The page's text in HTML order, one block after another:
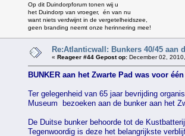
Op dit Duindorpforum tonen wij u
het Duindorp van vroeger, én van nu
want niets verdwijnt in de vergetelheidszee,
geen branding neemt onze herinnering mee!
Re:Atlanticwall: Bunkers 40/45 aan
« Reageer #44 Gepost op: December 02,
BUNKER aan het Zwarte Pad was voor
Ter gelegenheid van 65 jaar bevrijding
Museum bezoeken aan de bunker aan het
De Duitse bunker behoorde tot de
Tegenwoordig is deze het belangrijkste